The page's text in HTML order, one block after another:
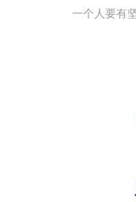
一个人要有